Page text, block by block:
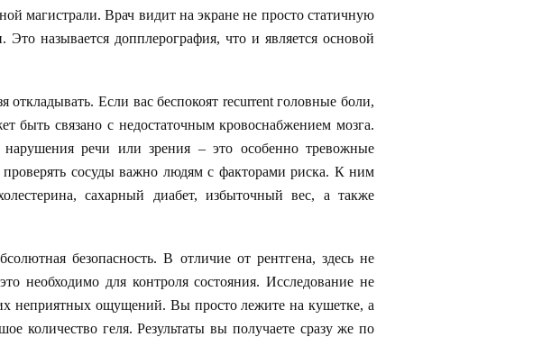
магистрали. Врач видит на экране не просто статичную
называется допплерография, что и является основой
Если вас беспокоят recurrent головные боли,
связано с недостаточным кровоснабжением мозга.
речи или зрения – это особенно тревожные
сосуды важно людям с факторами риска. К ним
сахарный диабет, избыточный вес, а также
безопасность. В отличие от рентгена, здесь не
необходимо для контроля состояния. Исследование не
неприятных ощущений. Вы просто лежите на кушетке, а
количество геля. Результаты вы получаете сразу же по